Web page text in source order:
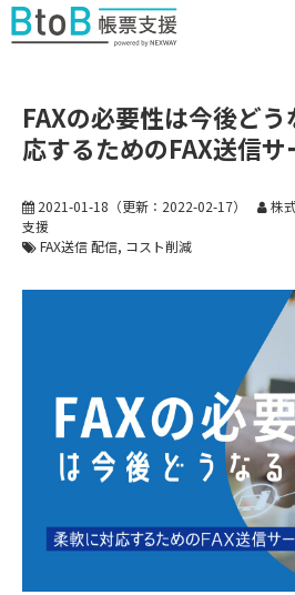
導入事例
料金プラン
セミナー・イベ
FAXの必要性は今後ど
応するためのFAX送信サ
2021-01-18 （更新： 2022-02-17）
株
支援
FAX送信 配信 コスト削減